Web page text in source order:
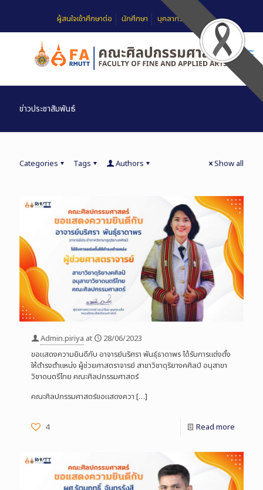
ผู้สนใจเข้าศึกษาต่อ นักศึกษา บุคลากร
ข่าวประชาสัมพันธ์
Categories Tags Authors Show all
Admin.piriya at
28/06/2023
ขอแสดงความยินดีกับ อาจารย์นริศรา พันธ์ุธาดาพร ได้รับการแต่งตั้ง
ให้ดำรงตำแหน่ง ผู้ช่วยศาสตราจารย์ สาขาวิชาดุริยางคศิลป์ อนุสาขา
วิชาดนตรีไทย คณะศิลปกรรมศาสตร์
คณะศิลปกรรมศาสตร์ขอแสดงควา […]
4 Read more